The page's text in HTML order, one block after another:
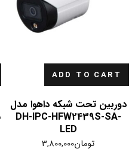
ADD TO CART
دوربین تحت شبکه داهوا مدل
DH-IPC-HFW2439S-SA-
LED
تومان3,800,000